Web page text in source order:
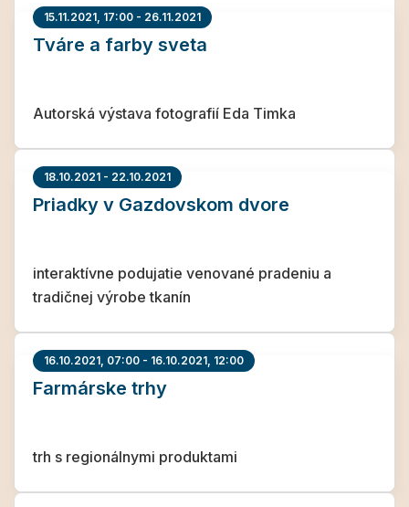
15.11.2021, 17:00 - 26.11.2021
Tváre a farby sveta
Autorská výstava fotografií Eda Timka
18.10.2021 - 22.10.2021
Priadky v Gazdovskom dvore
interaktívne podujatie venované pradeniu a
tradičnej výrobe tkanín
16.10.2021, 07:00 - 16.10.2021, 12:00
Farmárske trhy
trh s regionálnymi produktami